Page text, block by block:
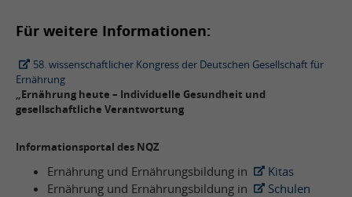
Für weitere Informationen:
58. wissenschaftlicher Kongress der Deutschen Gesellschaft für
Ernährung
„Ernährung heute – Individuelle Gesundheit und
gesellschaftliche Verantwortung
Informationsportal des NQZ
Ernährung und Ernährungsbildung in
Kitas
Ernährung und Ernährungsbildung in
Schulen